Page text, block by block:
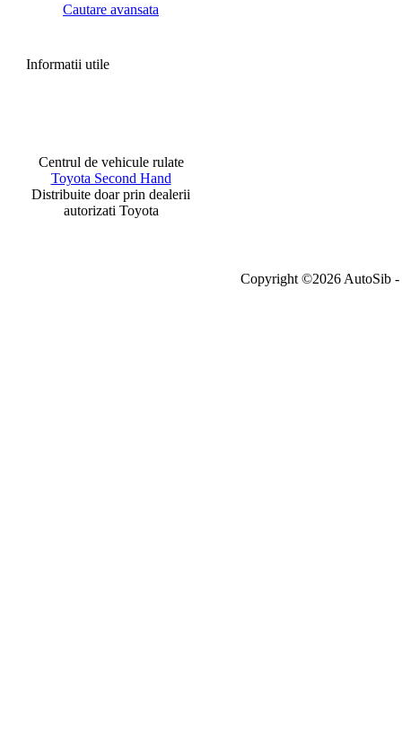
Cautare avansata
Informatii utile
Centrul de vehicule rulate
Toyota Second Hand
Distribuite doar prin dealerii
autorizati Toyota
Copyright ©2026 AutoSib -